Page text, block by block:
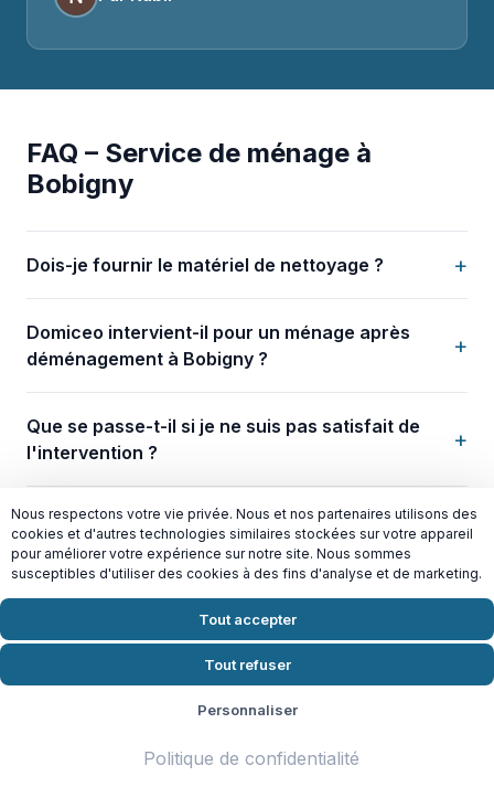
FAQ – Service de ménage à
Bobigny
Dois-je fournir le matériel de nettoyage ? +
Domiceo intervient-il pour un ménage après
déménagement à Bobigny ?
+
Que se passe-t-il si je ne suis pas satisfait de
l'intervention ?
+
Puis-je modifier ma fréquence d'intervention ? +
Faut-il un contrat ? +
ménage à Bobigny ?
Nous respectons votre vie privée. Nous et nos partenaires utilisons des
cookies et d'autres technologies similaires stockées sur votre appareil
pour améliorer votre expérience sur notre site. Nous sommes
susceptibles d'utiliser des cookies à des fins d'analyse et de marketing.
Tout accepter
Tout refuser
Personnaliser
Politique de confidentialité